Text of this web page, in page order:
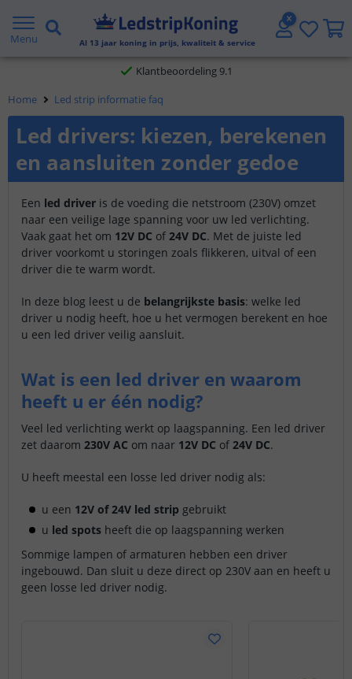
Menu Al 13 jaar koning in prijs, kwaliteit & service
Gratis verzending vanaf € 20,- NL en BE
Klantbeoordeling 9.1
Voor 23:45 uur besteld,
Home Led strip informatie faq
Led drivers: kiezen, berekenen
en aansluiten zonder gedoe
Een led driver is de voeding die netstroom (230V) omzet
naar een veilige lage spanning voor uw led verlichting.
Vaak gaat het om 12V DC of 24V DC. Met de juiste led
driver voorkomt u storingen zoals flikkeren, uitval of een
driver die te warm wordt.
In deze blog leest u de belangrijkste basis: welke led
driver u nodig heeft, hoe u het vermogen berekent en hoe
u een led driver veilig aansluit.
Wat is een led driver en waarom
heeft u er één nodig?
Veel led verlichting werkt op laagspanning. Een led driver
zet daarom 230V AC om naar 12V DC of 24V DC.
U heeft meestal een losse led driver nodig als:
u een 12V of 24V led strip gebruikt
u led spots heeft die op laagspanning werken
Sommige lampen of armaturen hebben een driver
ingebouwd. Dan sluit u deze direct op 230V aan en heeft u
geen losse led driver nodig.